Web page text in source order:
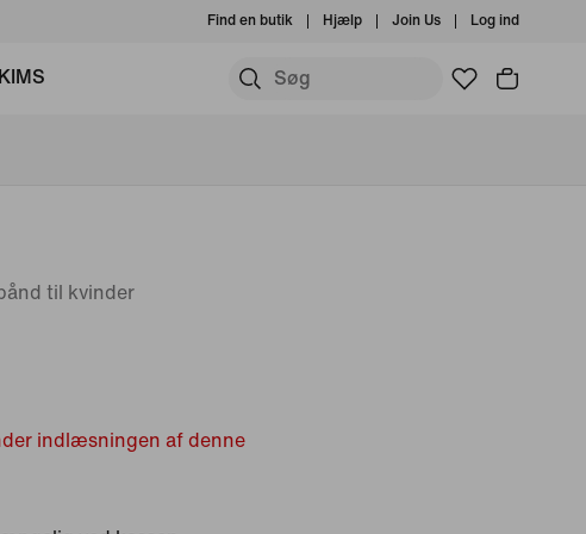
Find en butik Hjælp Join Us Log ind
til kvinder
indlæsningen af denne